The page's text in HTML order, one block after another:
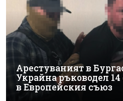
Арестуваният в
Украйна ръководел
в Европейския съюз